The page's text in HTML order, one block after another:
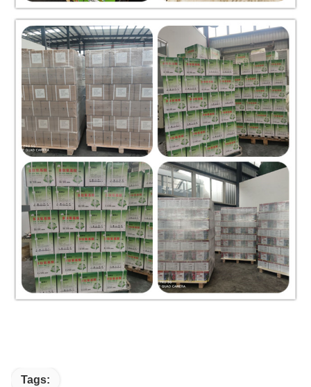
Tags: